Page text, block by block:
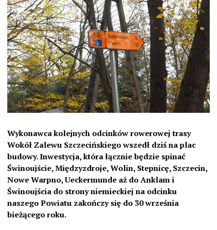
Wykonawca kolejnych odcinków rowerowej trasy
Wokół Zalewu Szczecińskiego wszedł dziś na plac
budowy. Inwestycja, która łącznie będzie spinać
Świnoujście, Międzyzdroje, Wolin, Stepnicę, Szczecin,
Nowe Warpno, Ueckermunde aż do Anklam i
Świnoujścia do strony niemieckiej na odcinku
naszego Powiatu zakończy się do 30 września
bieżącego roku.